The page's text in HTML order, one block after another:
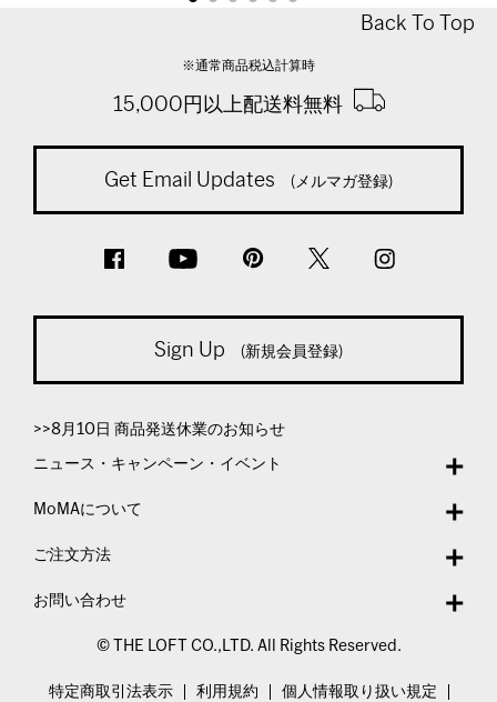
Back To Top
※通常商品税込計算時
15,000円以上配送料無料
Get Email Updates (メルマガ登録)
Sign Up (新規会員登録)
>>8月10日 商品発送休業のお知らせ
ニュース・キャンペーン・イベント
MoMAについて
ご注文方法
お問い合わせ
© THE LOFT CO.,LTD. All Rights Reserved.
特定商取引法表示 利用規約 個人情報取り扱い規定